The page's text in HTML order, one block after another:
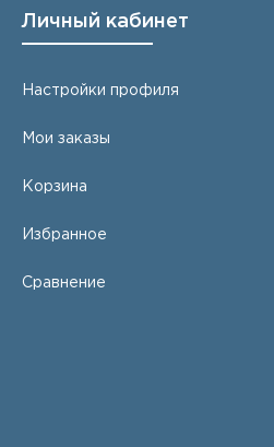
Личный кабинет
Настройки профиля
Мои заказы
Корзина
Избранное
Сравнение